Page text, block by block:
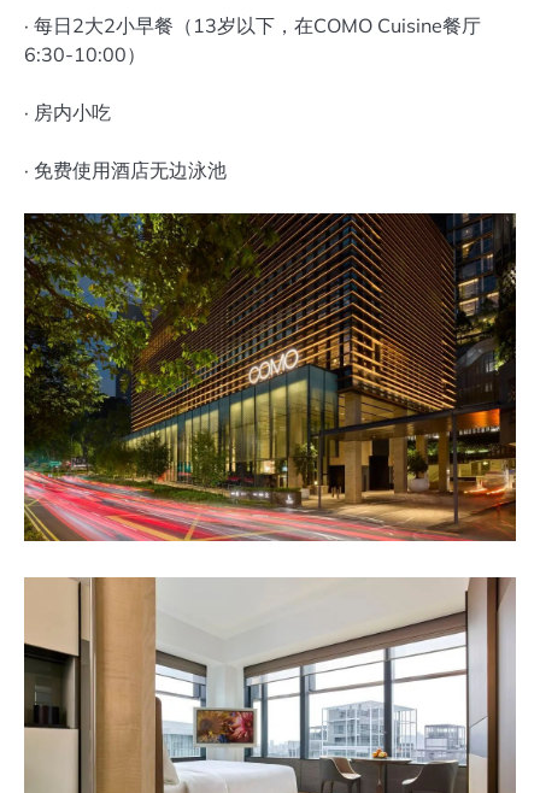
· 每日2大2小早餐（13岁以下，在COMO Cuisine餐厅
6:30-10:00）
· 房内小吃
· 免费使用酒店无边泳池